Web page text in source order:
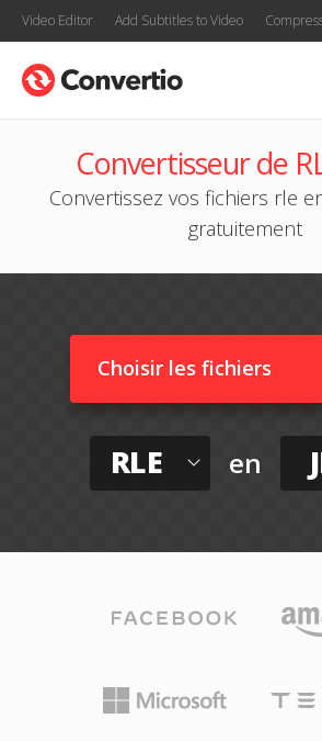
Video Editor Add Subtitles to Video
Convertisseur de
Convertissez vos fichiers rle
gratuitement
Choisir les fichiers
RLE en